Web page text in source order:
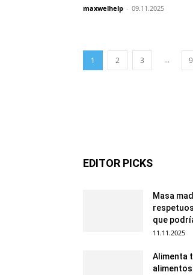
maxwelhelp - 09.11.2025
1 2 3 ...
EDITOR PICKS
Masa
que
11.11.2025
Alimenta